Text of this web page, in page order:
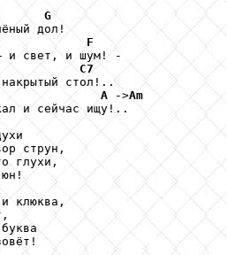
G
F
и свет, и шум! -
C7
стол!..
A ->Am
и сейчас ищу!..
струн,
глухи,
клюква,